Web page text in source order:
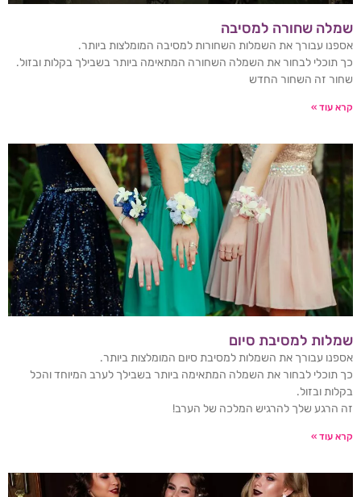
שמלה שחורה למסיבה
אספנו עבורך את השמלות השחורות למסיבה המומלצות ביותר.
כך תוכלי לבחור את השמלה השחורה המתאימה ביותר בשבילך בקלות ובזול.
שחור זה השחור החדש
קרא עוד »
שמלות למסיבת סיום
אספנו עבורך את השמלות למסיבת סיום המומלצות ביותר.
כך תוכלי לבחור את השמלה המתאימה ביותר בשבילך לערב המיוחד והכל
בקלות ובזול.
זה הרגע שלך להרגיש המלכה של הערב!
קרא עוד »